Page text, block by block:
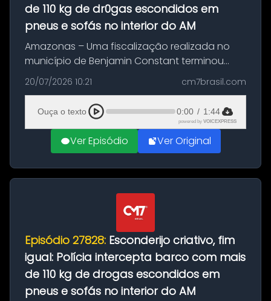
de 110 kg de dr0gas escondidos em
pneus e sofás no interior do AM
Amazonas – Uma fiscalização realizada no
município de Benjamin Constant terminou
com a apreensão de aproximadamente 115
quilos de entorpecentes em uma
embarcação atracada no porto da cidade. O
materia...
20/07/2026 10:21 cm7brasil.com
Ouça o texto 0:00 / 1:44
powered by VOICEXPRESS
Ver Episódio Ver Original
Episódio 27828: Esconderijo criativo, fim
igual: Polícia intercepta barco com mais
de 110 kg de drogas escondidos em
pneus e sofás no interior do AM